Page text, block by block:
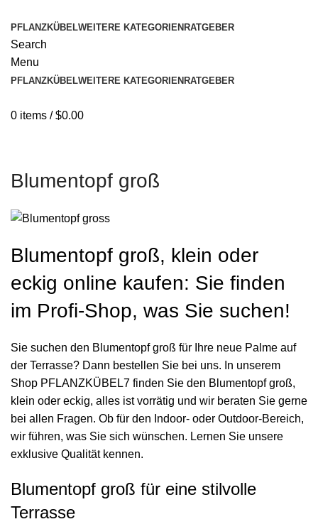
PFLANZKÜBELWEITERE KATEGORIEN RATGEBER
Search
Menu
PFLANZKÜBELWEITERE KATEGORIEN RATGEBER
0 items / $0.00
Blumentopf groß
Blumentopf groß, klein oder
eckig online kaufen: Sie finden
im Profi-Shop, was Sie suchen!
Sie suchen den Blumentopf groß für Ihre neue Palme auf
der Terrasse? Dann bestellen Sie bei uns. In unserem
Shop PFLANZKÜBEL7 finden Sie den Blumentopf groß,
klein oder eckig, alles ist vorrätig und wir beraten Sie gerne
bei allen Fragen. Ob für den Indoor- oder Outdoor-Bereich,
wir führen, was Sie sich wünschen. Lernen Sie unsere
exklusive Qualität kennen.
Blumentopf groß für eine stilvolle
Terrasse